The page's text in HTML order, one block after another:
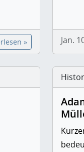
» Jan.